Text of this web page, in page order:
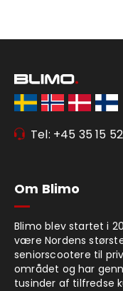
Tel: +45 35 15
Om Blimo
Blimo blev startet i
være Nordens
seniorscootere til
området og har
tusinder af tilfredse